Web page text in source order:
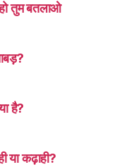
तुम बतलाओ
है?
या कढ़ाही?